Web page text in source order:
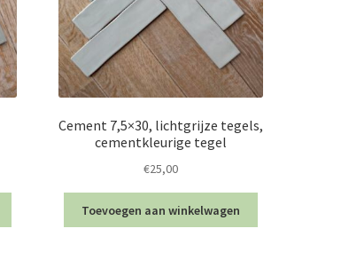
Cement 7,5×30, lichtgrijze tegels,
cementkleurige tegel
€25,00
Toevoegen aan winkelwagen